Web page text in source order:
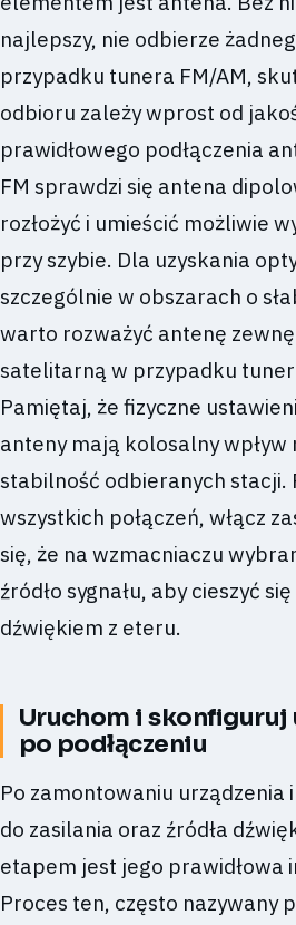
najlepszy, nie odbierze
przypadku tunera FM/AM,
odbioru zależy wprost od
prawidłowego podłączenia
FM sprawdzi się antena
rozłożyć i umieścić możliwie
przy szybie. Dla uzyskania
szczególnie w obszarach o
warto rozważyć antenę
satelitarną w przypadku
Pamiętaj, że fizyczne
anteny mają kolosalny wpływ
stabilność odbieranych stacji.
wszystkich połączeń, włącz
się, że na wzmacniaczu
źródło sygnału, aby cieszyć
dźwiękiem z eteru.
Uruchom i skonfiguruj
po podłączeniu
Po zamontowaniu urządzenia
do zasilania oraz źródła
etapem jest jego prawidłowa
Proces ten, często nazywany